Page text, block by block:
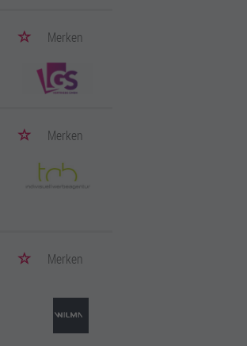
Merken
Merken
Merken